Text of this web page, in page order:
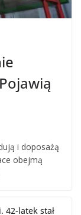
i doposażą
obejmą
42-latek stał